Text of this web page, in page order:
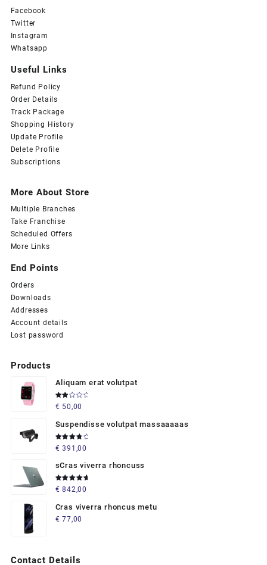
Facebook
Twitter
Instagram
Whatsapp
Useful Links
Refund Policy
Order Details
Track Package
Shopping History
Update Profile
Delete Profile
Subscriptions
More About Store
Multiple Branches
Take Franchise
Scheduled Offers
More Links
End Points
Orders
Downloads
Addresses
Account details
Lost password
Products
Aliquam erat volutpat
Rated
2.00
of 5
€ 50,00
Suspendisse volutpat massaaaaas
Rated
4.00
€ 391,00
sCras viverra rhoncuss
Rated
5.00out
€ 842,00
Cras viverra rhoncus metu
€ 77,00
Contact Details